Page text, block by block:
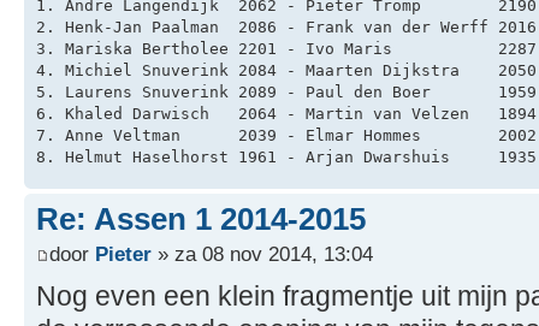
1. Andre Langendijk  2062 - Pieter Tromp
2. Henk-Jan Paalman  2086 - Frank van der Werff
3. Mariska Bertholee 2201 - Ivo Maris
4. Michiel Snuverink 2084 - Maarten Dijkstra
5. Laurens Snuverink 2089 - Paul den Boer
6. Khaled Darwisch   2064 - Martin van Velzen
7. Anne Veltman      2039 - Elmar Hommes
8. Helmut Haselhorst 1961 - Arjan Dwarshuis
Re: Assen 1 2014-2015
door Pieter » za 08 nov 2014, 13:04
Nog even een klein fragmentje uit mijn